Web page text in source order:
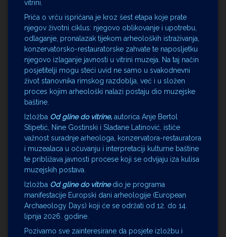
vitrini.
Priča o vrču ispričana je kroz šest etapa koje prate
njegov životni ciklus: njegovo oblikovanje i upotrebu,
odlaganje, pronalazak tijekom arheoloških istraživanja,
konzervatorsko-restauratorske zahvate te naposljetku
njegovo izlaganje javnosti u vitrini muzeja. Na taj način
posjetitelji mogu steći uvid ne samo u svakodnevni
život stanovnika rimskog razdoblja, već i u složen
proces kojim arheološki nalazi postaju dio muzejske
baštine.
Izložba Od gline do vitrine, autorica Anje Bertol
Stipetić, Nine Gostinski i Slađane Latinović, ističe
važnost suradnje arheologa, konzervatora-restauratora
i muzealaca u očuvanju i interpretaciji kulturne baštine
te približava javnosti procese koji se odvijaju iza kulisa
muzejskih postava.
Izložba Od gline do vitrinedio je programa
manifestacije Europski dani arheologije (European
Archaeology Days) koji će se održati od 12. do 14.
lipnja 2026. godine.
Pozivamo sve zainteresirane da posjete izložbu i